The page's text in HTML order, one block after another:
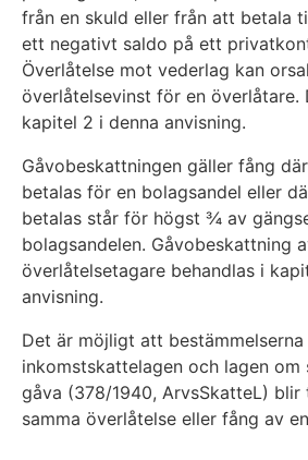
från en skuld eller från att betala
ett negativt saldo på ett
Överlåtelse mot vederlag kan
överlåtelsevinst för en överlåtare.
kapitel 2 i denna anvisning.
Gåvobeskattningen gäller fång
betalas för en bolagsandel eller
betalas står för högst ¾ av
bolagsandelen. Gåvobeskattning
överlåtelsetagare behandlas i
anvisning.
Det är möjligt att
inkomstskattelagen och lagen
gåva (378/1940, ArvsSkatteL) blir
samma överlåtelse eller fång av